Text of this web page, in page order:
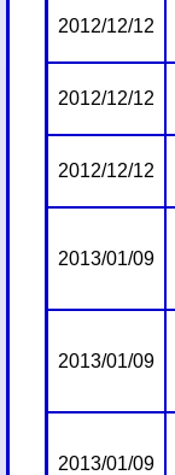
2012/12/12
2012/12/12
2012/12/12
2013/01/09
2013/01/09
2013/01/09